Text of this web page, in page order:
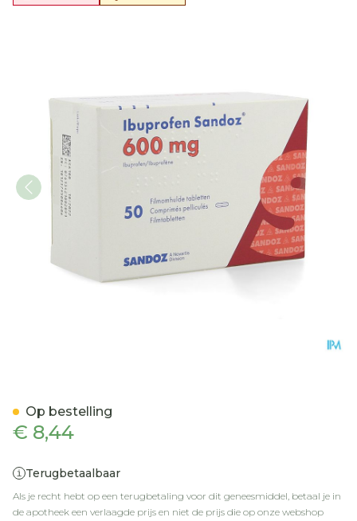
€ 8,44
Terugbetaalbaar
Als je recht hebt op een terugbetaling voor dit geneesmiddel, betaal je in
de apotheek een verlaagde prijs en niet de prijs die op onze webshop
Op bestelling